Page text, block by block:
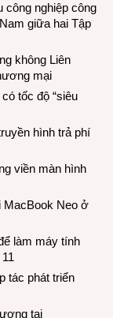
công nghiệp công
giữa hai Tập
không Liên
mại
tốc độ “siêu
hình trả phí
viền màn hình
MacBook Neo ở
làm máy tính
tác phát triển
tại